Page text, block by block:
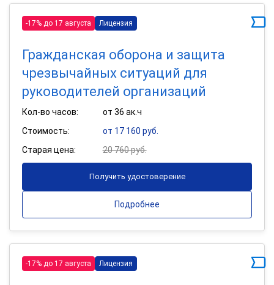
-17% до 17 августа Лицензия
Гражданская оборона и защита
чрезвычайных ситуаций для
руководителей организаций
Кол-во часов:
от 36 ак.ч
Стоимость:
от 17 160 руб.
Старая цена:
20 760 руб.
Получить удостоверение
Подробнее
-17% до 17 августа Лицензия